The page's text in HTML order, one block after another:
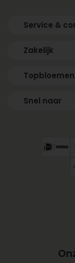
Service &
Zakelijk
Snel naar